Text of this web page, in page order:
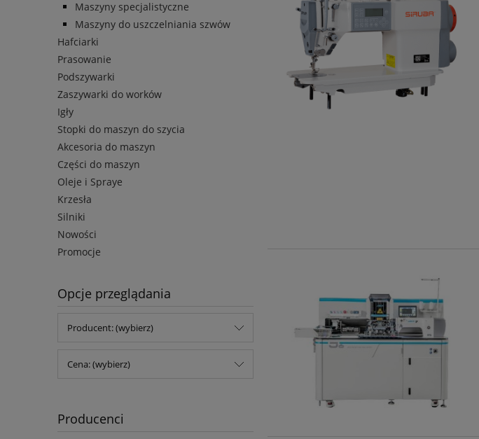
Maszyny specjalistyczne
Maszyny do uszczelniania szwów
Hafciarki
Prasowanie
Podszywarki
Zaszywarki do worków
Igły
Stopki do maszyn do szycia
Akcesoria do maszyn
Części do maszyn
Oleje i Spraye
Krzesła
Silniki
Nowości
Promocje
Opcje przeglądania
Producent: (wybierz)
Cena: (wybierz)
Producenci